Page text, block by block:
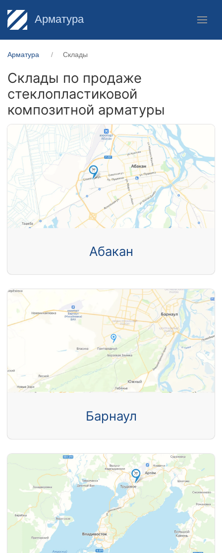
Арматура
Арматура Склады
Склады по продаже
стеклопластиковой
композитной арматуры
Абакан
Барнаул